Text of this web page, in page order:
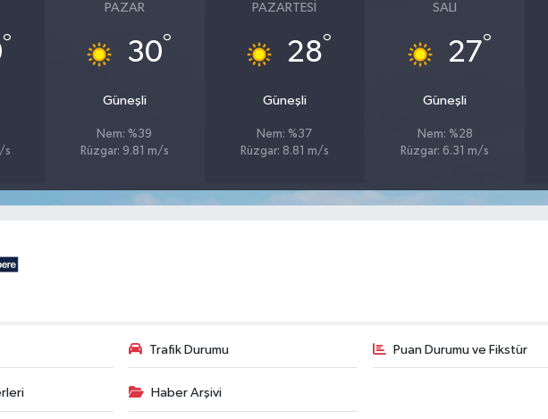
°
s
PAZAR
30°
Güneşli
Nem: %39
Rüzgar: 9.81 m/s
PAZARTESI
28°
Güneşli
Nem: %37
Rüzgar: 8.81 m/s
SALI
27°
Güneşli
Nem: %28
Rüzgar: 6.31 m/s
Trafik Durumu Puan Durumu ve Fikstür
Haber Arşivi